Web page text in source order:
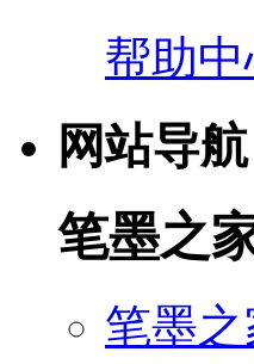
帮助
网站导航
笔墨之
笔墨之